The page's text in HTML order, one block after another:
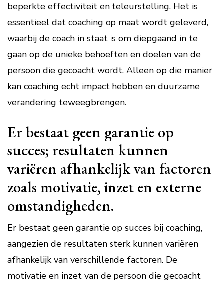
beperkte effectiviteit en teleurstelling. Het is
essentieel dat coaching op maat wordt geleverd,
waarbij de coach in staat is om diepgaand in te
gaan op de unieke behoeften en doelen van de
persoon die gecoacht wordt. Alleen op die manier
kan coaching echt impact hebben en duurzame
verandering teweegbrengen.
Er bestaat geen garantie op
succes; resultaten kunnen
variëren afhankelijk van factoren
zoals motivatie, inzet en externe
omstandigheden.
Er bestaat geen garantie op succes bij coaching,
aangezien de resultaten sterk kunnen variëren
afhankelijk van verschillende factoren. De
motivatie en inzet van de persoon die gecoacht